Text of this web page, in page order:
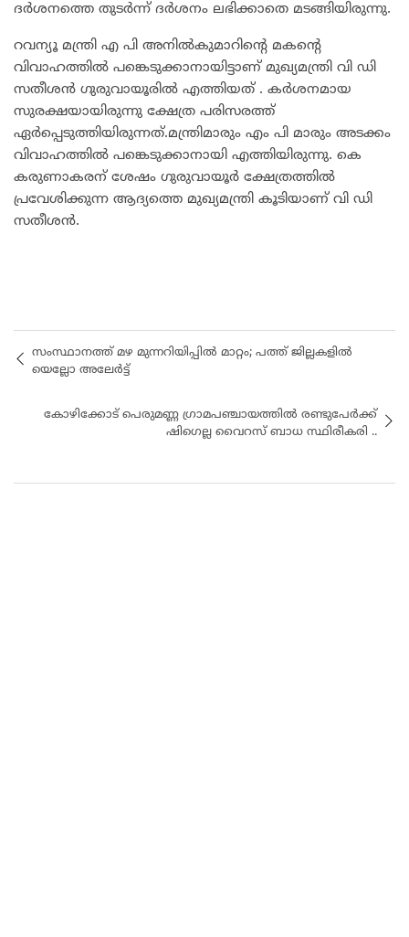
ദർശനത്തെ തുടർന്ന് ദർശനം ലഭിക്കാതെ മടങ്ങിയിരുന്നു.
റവന്യൂ മന്ത്രി എ പി അനിൽകുമാറിന്റെ മകന്റെ
വിവാഹത്തിൽ പങ്കെടുക്കാനായിട്ടാണ് മുഖ്യമന്ത്രി വി ഡി
സതീശൻ ഗുരുവായൂരിൽ എത്തിയത് . കർശനമായ
സുരക്ഷയായിരുന്നു ക്ഷേത്ര പരിസരത്ത്
ഏർപ്പെടുത്തിയിരുന്നത്.മന്ത്രിമാരും എം പി മാരും അടക്കം
വിവാഹത്തിൽ പങ്കെടുക്കാനായി എത്തിയിരുന്നു. കെ
കരുണാകരന് ശേഷം ഗുരുവായൂർ ക്ഷേത്രത്തിൽ
പ്രവേശിക്കുന്ന ആദ്യത്തെ മുഖ്യമന്ത്രി കൂടിയാണ് വി ഡി
സതീശൻ.
സംസ്ഥാനത്ത് മഴ മുന്നറിയിപ്പിൽ മാറ്റം; പത്ത് ജില്ലകളിൽ
യെല്ലോ അലേർട്ട്
കോഴിക്കോട് പെരുമണ്ണ ഗ്രാമപഞ്ചായത്തിൽ രണ്ടുപേർക്ക്
ഷിഗെല്ല വൈറസ് ബാധ സ്ഥിരീകരി ..